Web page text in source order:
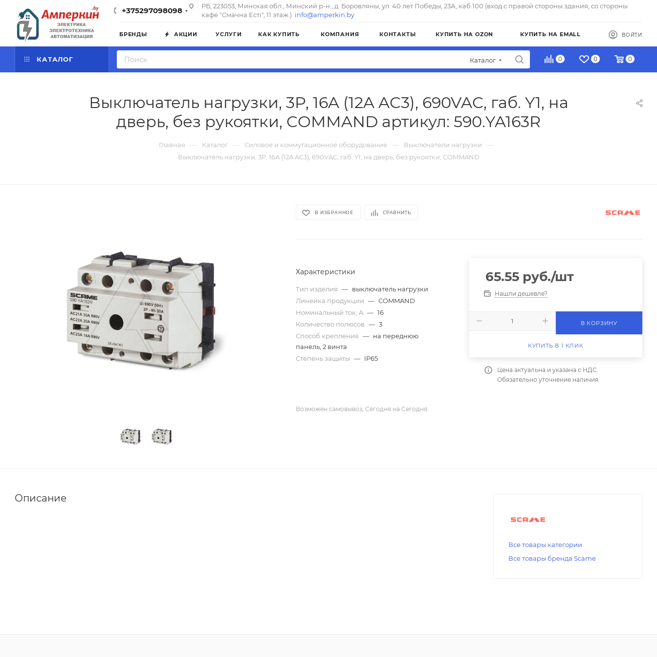
+375297098098
РБ, 223053, Минская обл., Минский р-н., д. Боровляны, ул. 40 лет Победы, 23А, каб.100 (вход с правой стороны здания, со стороны
кафе "Смачна Естi", 11 этаж.) info@amperkin.by
БРЕНДЫ АКЦИИ УСЛУГИ КАК КУПИТЬ КОМПАНИЯ КОНТАКТЫ КУПИТЬ НА OZON КУПИТЬ НА EMALL ВОЙТИ
КАТАЛОГ Каталог 0 0 0
Выключатель нагрузки, 3P, 16A (12A AC3), 690VAC, габ. Y1, на
дверь, без рукоятки, COMMAND артикул: 590.YA163R
Главная — Каталог — Силовое и коммутационное оборудование — Выключатели нагрузки —
Выключатель нагрузки, 3P, 16A (12A AC3), 690VAC, габ. Y1, на дверь, без рукоятки, COMMAND
В ИЗБРАННОЕ СРАВНИТЬ
Характеристики
Тип изделия — выключатель нагрузки
Линейка продукции — COMMAND
Номинальный ток, A — 16
Количество полюсов — 3
Способ крепления — на переднюю
панель, 2 винта
Степень защиты — IP65
65.55руб./шт
Нашли дешевле?
В КОРЗИНУ
КУПИТЬ В 1 КЛИК
Цена актуальна и указана с НДС.
Обязательно уточнение наличия.
Возможен самовывоз, Сегодня на Сегодня.
Описание
Все товары категории
Все товары бренда Scame